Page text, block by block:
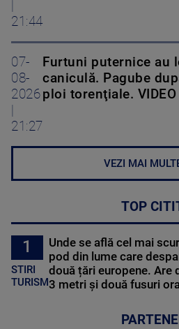
21:44
07-
08-
2026
21:27
Furtuni puternice au
caniculă. Pagube
ploi torenţiale. VIDEO
VEZI MAI
TOP
1
STIRI
TURISM
Unde se află cel mai
pod din lume care
două țări europene. Are
3 metri și două fusuri